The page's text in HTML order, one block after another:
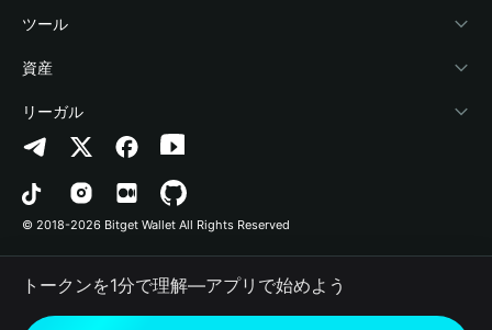
暗号資産ニュース
Help Center
お問い合わせ
ブランドリソース
キャリア
Payfi Crypto
Crypto Swap API
Altcoin Season Index
Prediction Markets
DApp
RWA
ウォレットを接続
Bitget Wallet Pay
プロジェクトを掲載
保護基金
セキュリティ技術
ツール
暗号資産を購入
認証検出
コントラクト検出
一括送金
資産
Arbitrum
Avalanche
Bitcoin
Polygon
リーガル
プライバシーポリシー
利用規約
© 2018-2026 Bitget Wallet All Rights Reserved
トークンを1分で理解―アプリで始めよう